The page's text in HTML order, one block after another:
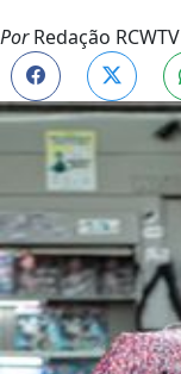
PorRedação RCWTV